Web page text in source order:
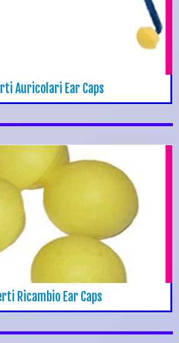
Auricolari Ear Caps
Ricambio Ear Caps